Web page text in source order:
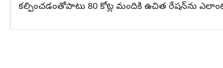
కల్పించడంతోపాటు 80 కోట్ల మందికి ఉచిత రేషన్‌ను ఎలాంటి